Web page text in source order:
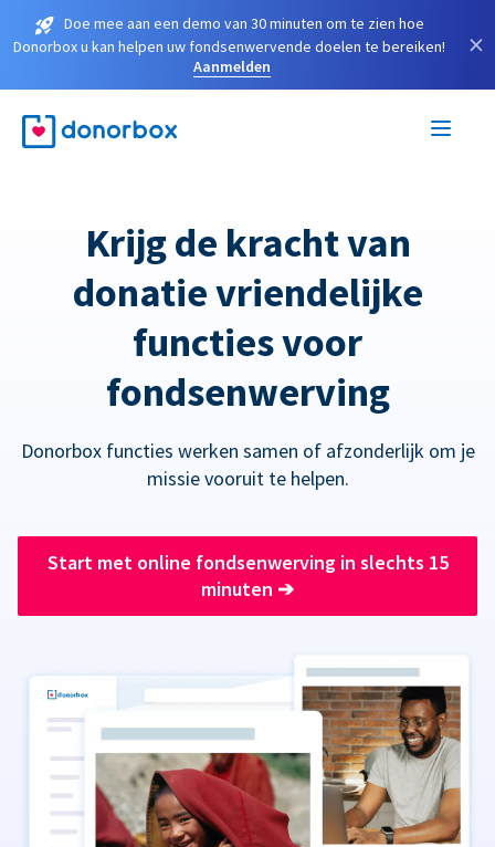
Doe mee aan een demo van 30 minuten om te zien hoe
Donorbox u kan helpen uw fondsenwervende doelen te bereiken!
Aanmelden
×
Krijg de kracht van
donatie vriendelijke
functies voor
fondsenwerving
Donorbox functies werken samen of afzonderlijk om je
missie vooruit te helpen.
Start met online fondsenwerving in slechts 15
minuten ➔